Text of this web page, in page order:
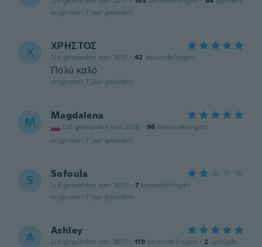
ongeveer 7 jaar geleden
Χ ΧΡΗΣΤΟΣ
Lid geworden van 2017 · 42 beoordelingen
Πολύ καλό
ongeveer 7 jaar geleden
M Magdalena
Lid geworden van 2018 · 98 beoordelingen
ongeveer 7 jaar geleden
S Sofoula
Lid geworden van 2015 · 7 beoordelingen
ongeveer 7 jaar geleden
A Ashley
Lid geworden van 2017 · 119 beoordelingen · 2 uploads